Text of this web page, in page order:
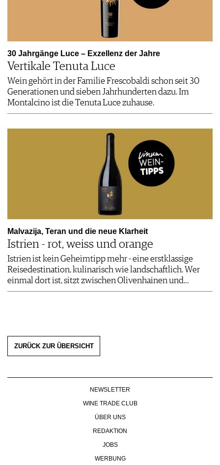
30 Jahrgänge Luce – Exzellenz der Jahre
Vertikale Tenuta Luce
Wein gehört in der Familie Frescobaldi schon seit 30
Generationen und sieben Jahrhunderten dazu. Im
Montalcino ist die Tenuta Luce zuhause.
Malvazija, Teran und die neue Klarheit
Istrien - rot, weiss und orange
Istrien ist kein Geheimtipp mehr - eine erstklassige
Reisedestination, kulinarisch wie landschaftlich. Wer
einmal dort ist, sitzt zwischen Olivenhainen und…
ZURÜCK ZUR ÜBERSICHT
NEWSLETTER
WINE TRADE CLUB
ÜBER UNS
REDAKTION
JOBS
WERBUNG